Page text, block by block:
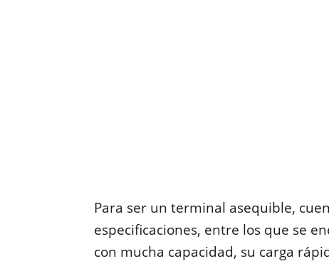
Para ser un terminal asequible,
especificaciones, entre los que se
con mucha capacidad, su carga